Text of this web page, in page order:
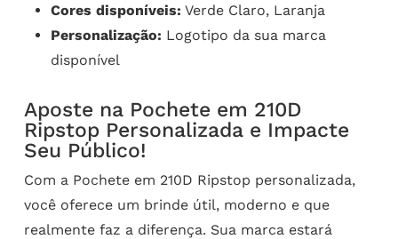
Cores disponíveis: Verde Claro, Laranja
Personalização: Logotipo da sua marca
disponível
Aposte na Pochete em 210D
Ripstop Personalizada e Impacte
Seu Público!
Com a Pochete em 210D Ripstop personalizada,
você oferece um brinde útil, moderno e que
realmente faz a diferença. Sua marca estará